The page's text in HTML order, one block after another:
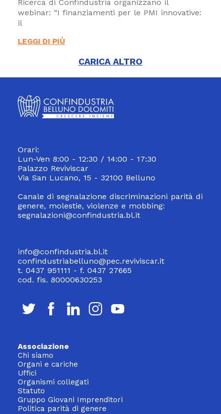
Ricerca di Confindustria organizzano il
webinar: “I finanziamenti per le PMI innovative:
il
LEGGI DI PIÙ
CARICA ALTRO
Orari:
Lun-Ven 8:00 - 12:30 / 14:00 - 17:30
Palazzo Reviviscar
Via San Lucano, 15 - 32100 Belluno
Canale di segnalazione discriminazioni parità di
genere, molestie, violenze e mobbing:
segnalazioni@confindustria.bl.it
info@confindustria.bl.it
confindustriabelluno@pec.reviviscar.it
t. 0437 951111 - f. 0437 27665
cod. fis. 80000630253
Associazione
Chi siamo
Organi e cariche
Uffici
Organismi collegati
Statuto
Gruppo Giovani Imprenditori
Politica parità di genere